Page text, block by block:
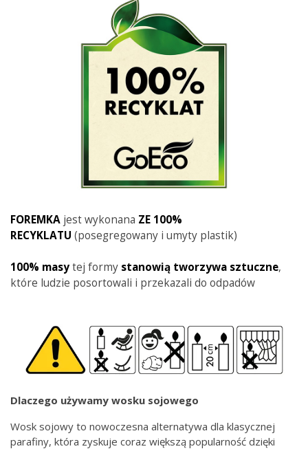
FOREMKA jest wykonana ZE 100%
RECYKLATU (posegregowany i umyty plastik)
100% masytej formy stanowią tworzywa sztuczne,
które ludzie posortowali i przekazali do odpadów
Dlaczego używamy wosku sojowego
Wosk sojowy to nowoczesna alternatywa dla klasycznej
parafiny, która zyskuje coraz większą popularność dzięki